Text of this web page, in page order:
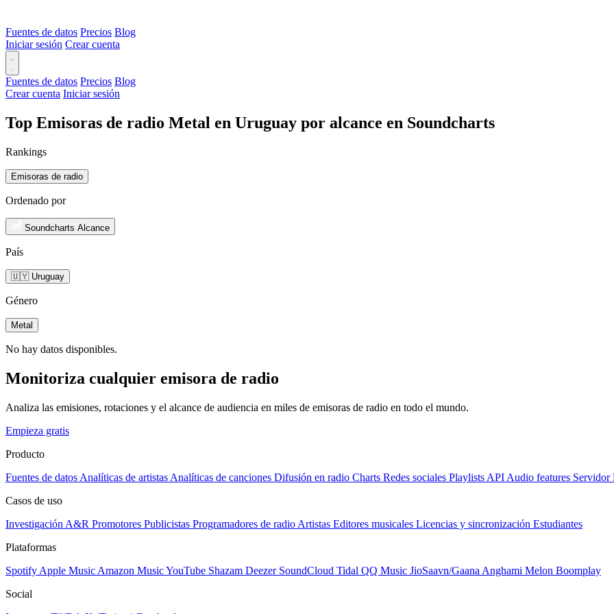
Fuentes de datos Precios Blog
Iniciar sesión Crear cuenta
Fuentes de datos Precios Blog
Crear cuenta Iniciar sesión
Top Emisoras de radio Metal en Uruguay por alcance en Soundcharts
Rankings
Emisoras de radio
Ordenado por
Soundcharts Alcance
País
🇺🇾 Uruguay
Género
Metal
No hay datos disponibles.
Monitoriza cualquier emisora de radio
Analiza las emisiones, rotaciones y el alcance de audiencia en miles de emisoras de radio en todo el mundo.
Empieza gratis
Producto
Fuentes de datos Analíticas de artistas Analíticas de canciones Difusión en radio Charts Redes sociales Playlists API Audio features Servidor
Casos de uso
Investigación A&R Promotores Publicistas Programadores de radio Artistas Editores musicales Licencias y sincronización Estudiantes
Plataformas
Spotify Apple Music Amazon MusicYouTube Shazam Deezer SoundCloud Tidal QQ Music JioSaavn/Gaana Anghami Melon Boomplay
Social